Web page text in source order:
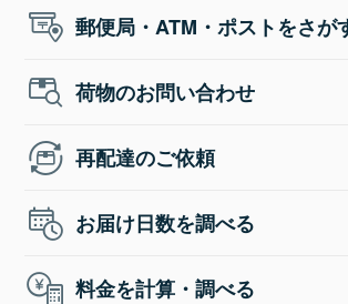
郵便局・ATM・ポストをさが
荷物のお問い合わせ
再配達のご依頼
お届け日数を調べる
料金を計算・調べる